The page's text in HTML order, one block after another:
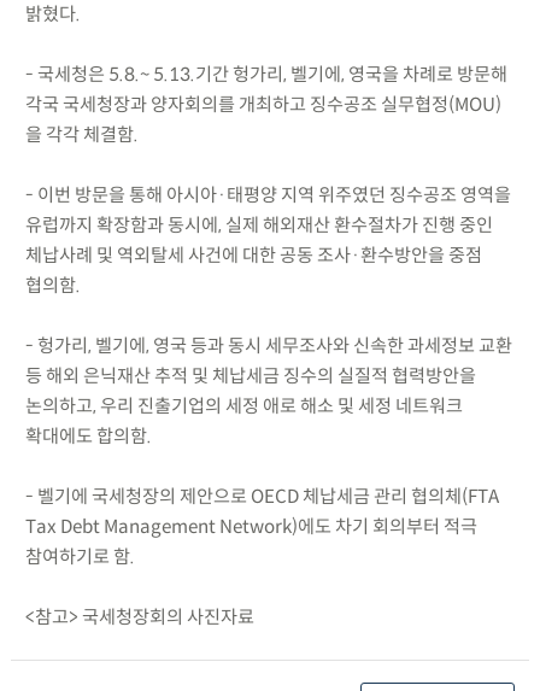
밝혔다.
- 국세청은 5.8.~ 5.13.기간 헝가리, 벨기에, 영국을 차례로 방문해
각국 국세청장과 양자회의를 개최하고 징수공조 실무협정(MOU)
을 각각 체결함.
- 이번 방문을 통해 아시아·태평양 지역 위주였던 징수공조 영역을
유럽까지 확장함과 동시에, 실제 해외재산 환수절차가 진행 중인
체납사례 및 역외탈세 사건에 대한 공동 조사·환수방안을 중점
협의함.
- 헝가리, 벨기에, 영국 등과 동시 세무조사와 신속한 과세정보 교환
등 해외 은닉재산 추적 및 체납세금 징수의 실질적 협력방안을
논의하고, 우리 진출기업의 세정 애로 해소 및 세정 네트워크
확대에도 합의함.
- 벨기에 국세청장의 제안으로 OECD 체납세금 관리 협의체(FTA
Tax Debt Management Network)에도 차기 회의부터 적극
참여하기로 함.
<참고> 국세청장회의 사진자료